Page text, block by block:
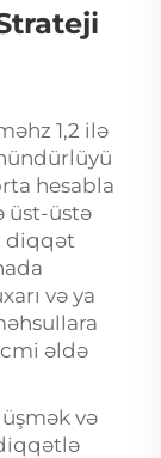
1,2 ilə
hesabla
üst-üstə
diqqət
və ya
əldə
və